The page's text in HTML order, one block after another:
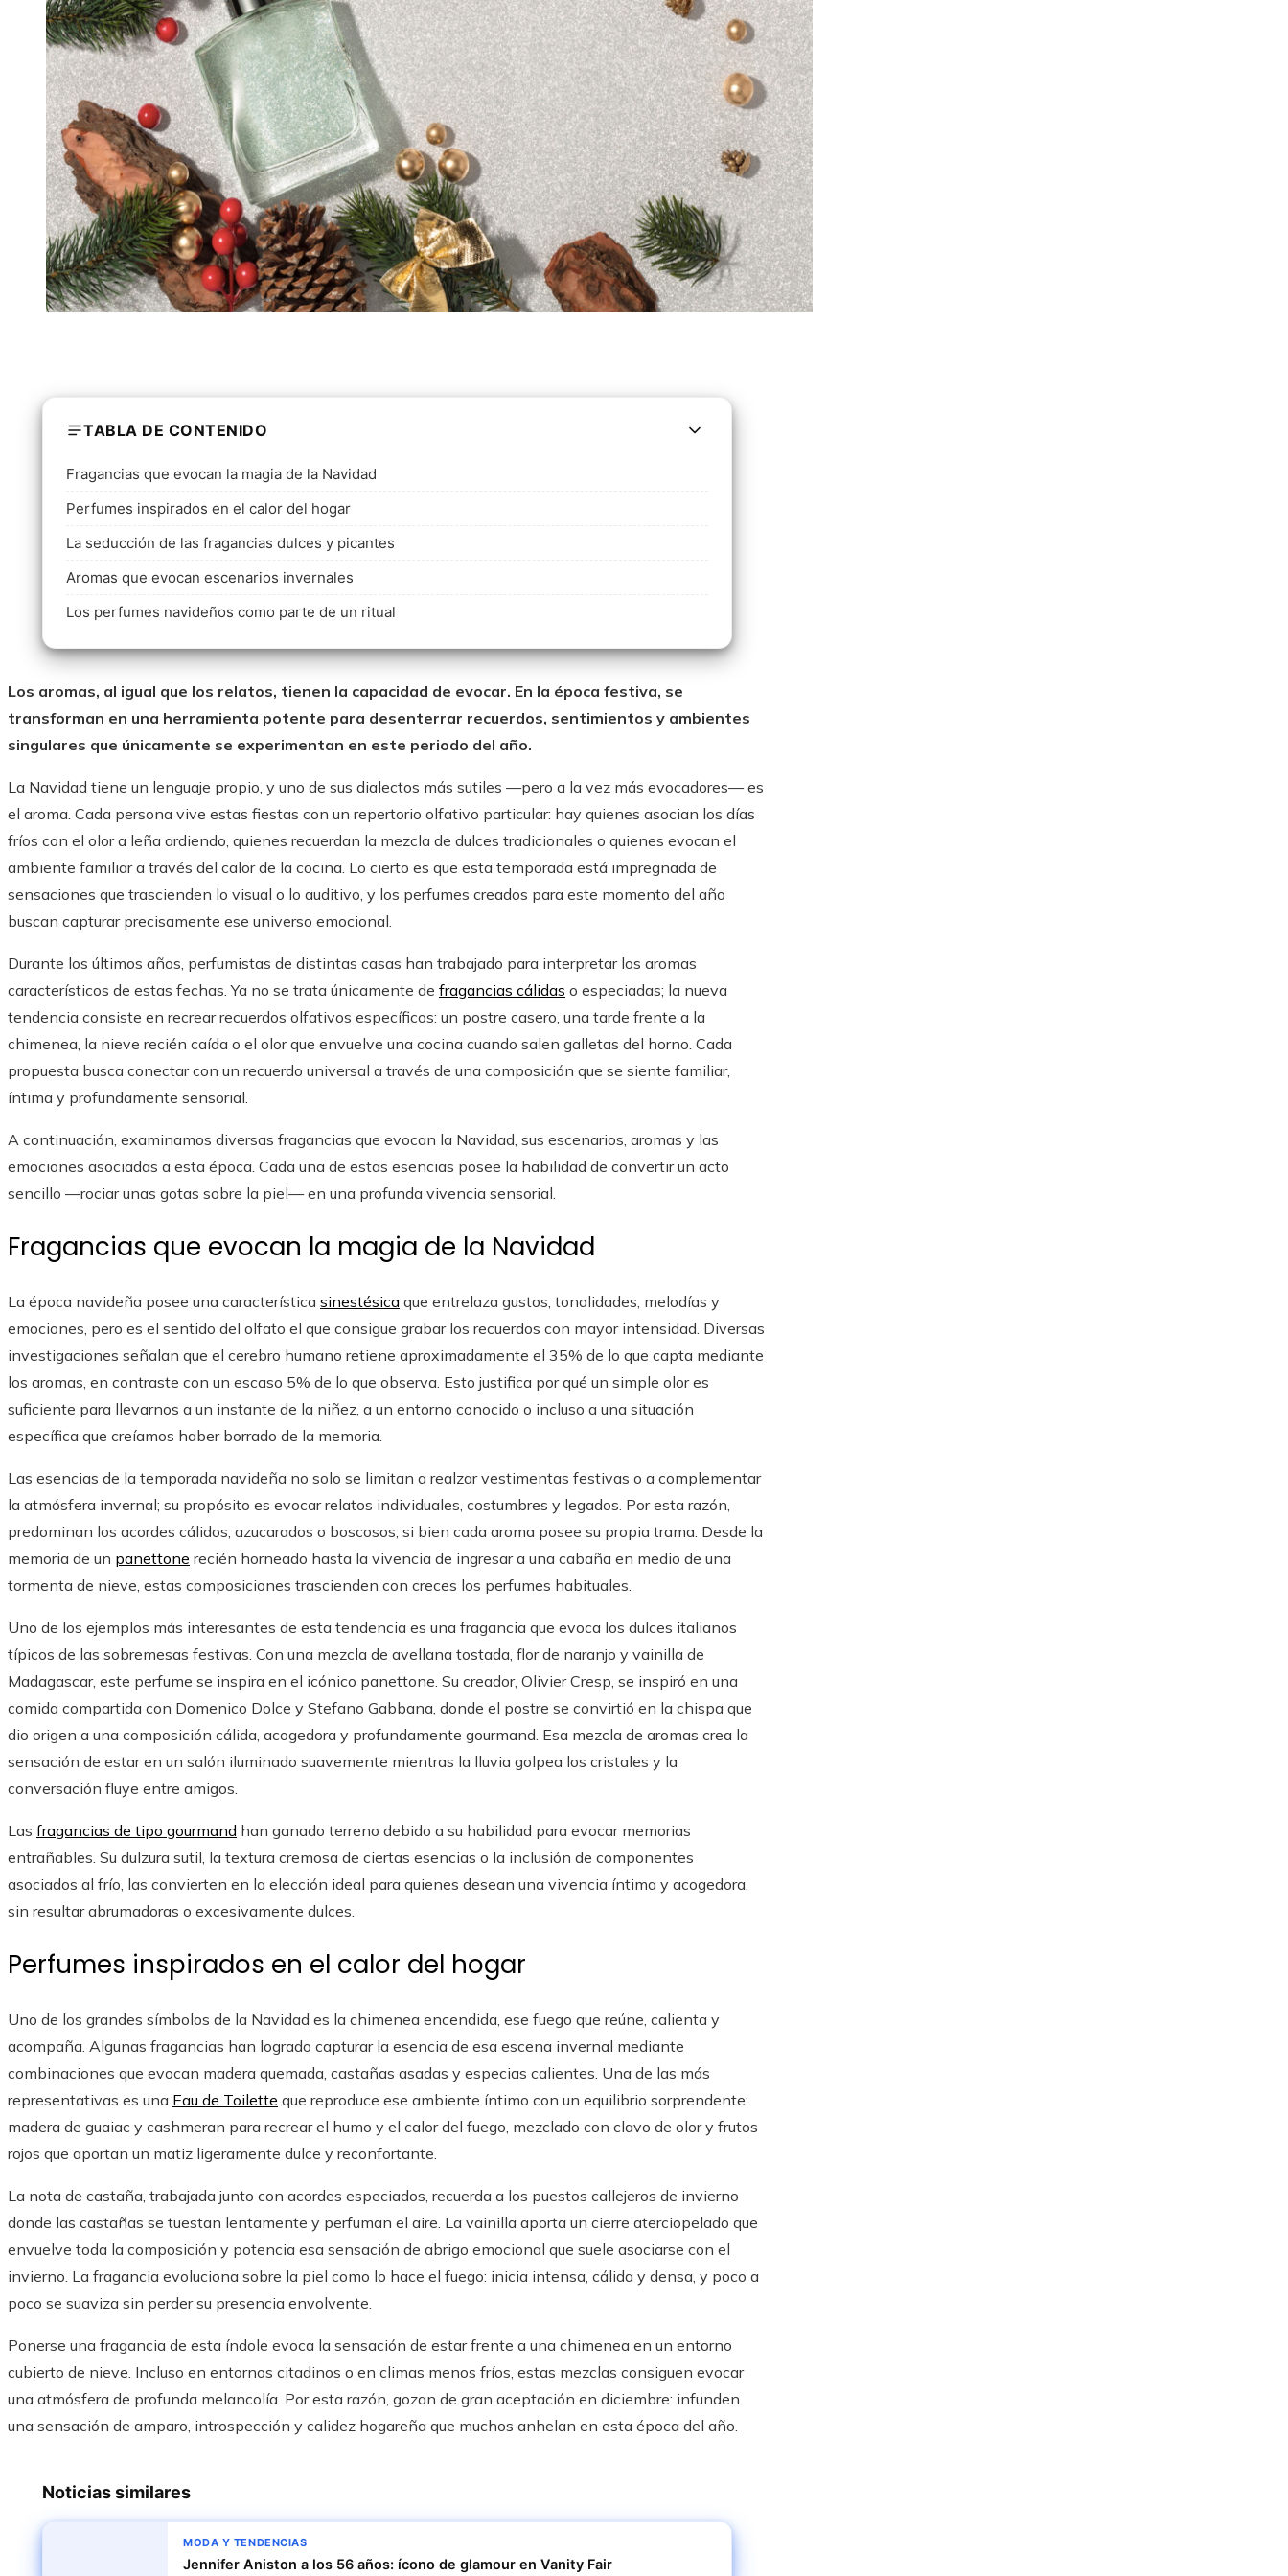
TABLA DE CONTENIDO
Fragancias que evocan la magia de la Navidad
Perfumes inspirados en el calor del hogar
La seducción de las fragancias dulces y picantes
Aromas que evocan escenarios invernales
Los perfumes navideños como parte de un ritual
Los aromas, al igual que los relatos, tienen la capacidad de evocar. En la época festiva, se
transforman en una herramienta potente para desenterrar recuerdos, sentimientos y ambientes
singulares que únicamente se experimentan en este periodo del año.
La Navidad tiene un lenguaje propio, y uno de sus dialectos más sutiles —pero a la vez más evocadores— es
el aroma. Cada persona vive estas fiestas con un repertorio olfativo particular: hay quienes asocian los días
fríos con el olor a leña ardiendo, quienes recuerdan la mezcla de dulces tradicionales o quienes evocan el
ambiente familiar a través del calor de la cocina. Lo cierto es que esta temporada está impregnada de
sensaciones que trascienden lo visual o lo auditivo, y los perfumes creados para este momento del año
buscan capturar precisamente ese universo emocional.
Durante los últimos años, perfumistas de distintas casas han trabajado para interpretar los aromas
característicos de estas fechas. Ya no se trata únicamente de fragancias cálidas o especiadas; la nueva
tendencia consiste en recrear recuerdos olfativos específicos: un postre casero, una tarde frente a la
chimenea, la nieve recién caída o el olor que envuelve una cocina cuando salen galletas del horno. Cada
propuesta busca conectar con un recuerdo universal a través de una composición que se siente familiar,
íntima y profundamente sensorial.
A continuación, examinamos diversas fragancias que evocan la Navidad, sus escenarios, aromas y las
emociones asociadas a esta época. Cada una de estas esencias posee la habilidad de convertir un acto
sencillo —rociar unas gotas sobre la piel— en una profunda vivencia sensorial.
Fragancias que evocan la magia de la Navidad
La época navideña posee una característica sinestésica que entrelaza gustos, tonalidades, melodías y
emociones, pero es el sentido del olfato el que consigue grabar los recuerdos con mayor intensidad. Diversas
investigaciones señalan que el cerebro humano retiene aproximadamente el 35% de lo que capta mediante
los aromas, en contraste con un escaso 5% de lo que observa. Esto justifica por qué un simple olor es
suficiente para llevarnos a un instante de la niñez, a un entorno conocido o incluso a una situación
específica que creíamos haber borrado de la memoria.
Las esencias de la temporada navideña no solo se limitan a realzar vestimentas festivas o a complementar
la atmósfera invernal; su propósito es evocar relatos individuales, costumbres y legados. Por esta razón,
predominan los acordes cálidos, azucarados o boscosos, si bien cada aroma posee su propia trama. Desde la
memoria de un panettone recién horneado hasta la vivencia de ingresar a una cabaña en medio de una
tormenta de nieve, estas composiciones trascienden con creces los perfumes habituales.
Uno de los ejemplos más interesantes de esta tendencia es una fragancia que evoca los dulces italianos
típicos de las sobremesas festivas. Con una mezcla de avellana tostada, flor de naranjo y vainilla de
Madagascar, este perfume se inspira en el icónico panettone. Su creador, Olivier Cresp, se inspiró en una
comida compartida con Domenico Dolce y Stefano Gabbana, donde el postre se convirtió en la chispa que
dio origen a una composición cálida, acogedora y profundamente gourmand. Esa mezcla de aromas crea la
sensación de estar en un salón iluminado suavemente mientras la lluvia golpea los cristales y la
conversación fluye entre amigos.
Las fragancias de tipo gourmand han ganado terreno debido a su habilidad para evocar memorias
entrañables. Su dulzura sutil, la textura cremosa de ciertas esencias o la inclusión de componentes
asociados al frío, las convierten en la elección ideal para quienes desean una vivencia íntima y acogedora,
sin resultar abrumadoras o excesivamente dulces.
Perfumes inspirados en el calor del hogar
Uno de los grandes símbolos de la Navidad es la chimenea encendida, ese fuego que reúne, calienta y
acompaña. Algunas fragancias han logrado capturar la esencia de esa escena invernal mediante
combinaciones que evocan madera quemada, castañas asadas y especias calientes. Una de las más
representativas es una Eau de Toilette que reproduce ese ambiente íntimo con un equilibrio sorprendente:
madera de guaiac y cashmeran para recrear el humo y el calor del fuego, mezclado con clavo de olor y frutos
rojos que aportan un matiz ligeramente dulce y reconfortante.
La nota de castaña, trabajada junto con acordes especiados, recuerda a los puestos callejeros de invierno
donde las castañas se tuestan lentamente y perfuman el aire. La vainilla aporta un cierre aterciopelado que
envuelve toda la composición y potencia esa sensación de abrigo emocional que suele asociarse con el
invierno. La fragancia evoluciona sobre la piel como lo hace el fuego: inicia intensa, cálida y densa, y poco a
poco se suaviza sin perder su presencia envolvente.
Ponerse una fragancia de esta índole evoca la sensación de estar frente a una chimenea en un entorno
cubierto de nieve. Incluso en entornos citadinos o en climas menos fríos, estas mezclas consiguen evocar
una atmósfera de profunda melancolía. Por esta razón, gozan de gran aceptación en diciembre: infunden
una sensación de amparo, introspección y calidez hogareña que muchos anhelan en esta época del año.
Noticias similares
MODA Y TENDENCIAS
Jennifer Aniston a los 56 años: ícono de glamour en Vanity Fair